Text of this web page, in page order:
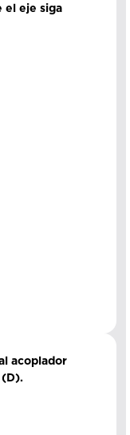
el eje siga
acoplador